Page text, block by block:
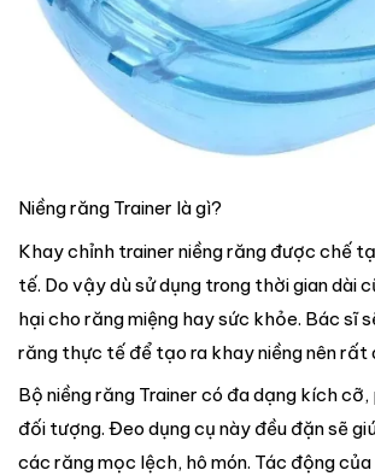
Niềng răng Trainer là gì?
Khay chỉnh trainer niềng răng được chế
tế. Do vậy dù sử dụng trong thời gian dài
hại cho răng miệng hay sức khỏe. Bác sĩ
răng thực tế để tạo ra khay niềng nên rất
Bộ niềng răng Trainer có đa dạng kích
đối tượng. Đeo dụng cụ này đều đặn sẽ
các răng mọc lệch, hô món. Tác động